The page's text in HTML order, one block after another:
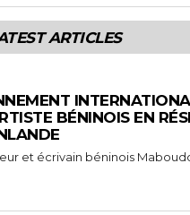
ARTICLES
BÉNINOIS EN
et écrivain béninois